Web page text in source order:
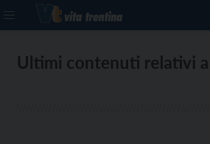
Ultimi contenuti relativi a